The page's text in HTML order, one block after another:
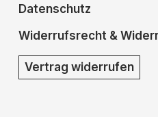
Datenschutz
Widerrufsrecht &
Vertrag widerrufen